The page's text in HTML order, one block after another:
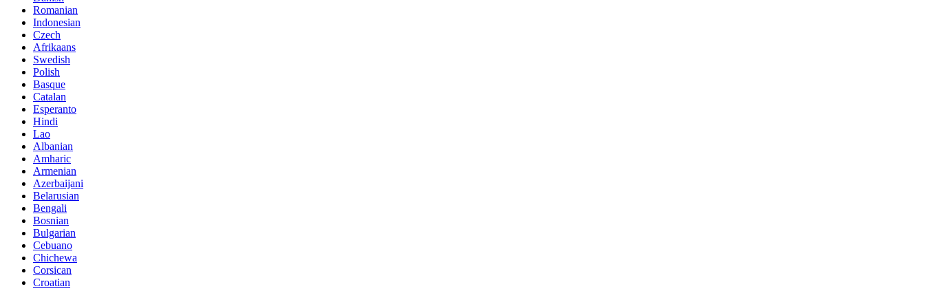
Romanian
Indonesian
Czech
Afrikaans
Swedish
Polish
Basque
Catalan
Esperanto
Hindi
Lao
Albanian
Amharic
Armenian
Azerbaijani
Belarusian
Bengali
Bosnian
Bulgarian
Cebuano
Chichewa
Corsican
Croatian